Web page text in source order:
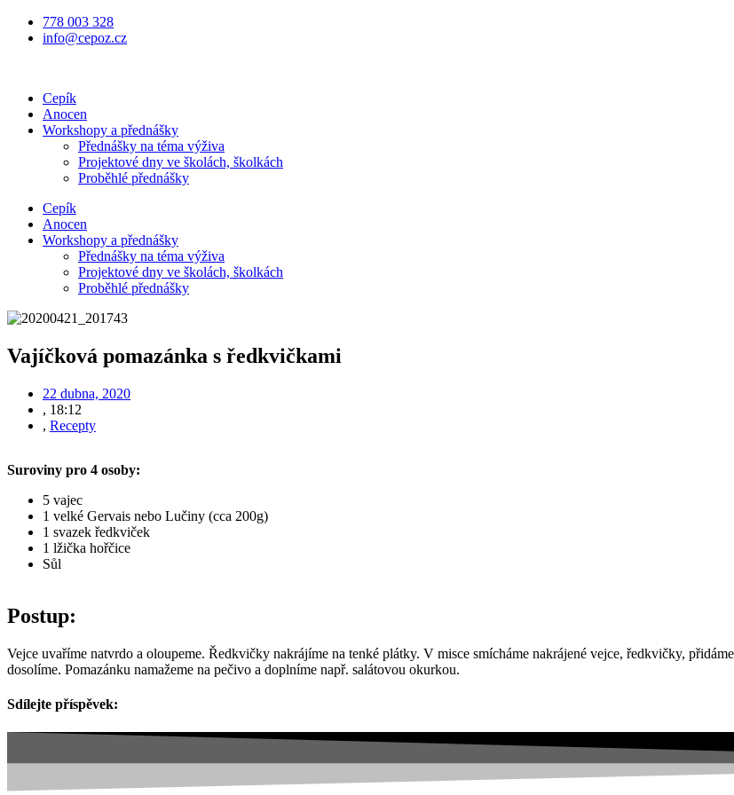
Přejít
778 003 328
info@cepoz.cz
Cepík
Anocen
Workshopy a přednášky
Přednášky na téma výživa
Projektové dny ve školách, školkách
Proběhlé přednášky
Cepík
Anocen
Workshopy a přednášky
Přednášky na téma výživa
Projektové dny ve školách, školkách
Proběhlé přednášky
Vajíčková pomazánka s ředkvičkami
22 dubna, 2020
, 18:12
, Recepty
Suroviny pro 4 osoby:
5 vajec
1 velké Gervais nebo Lučiny (cca 200g)
1 svazek ředkviček
1 lžička hořčice
Sůl
Postup:
Vejce uvaříme natvrdo a oloupeme. Ředkvičky nakrájíme na tenké plátky. V misce smícháme nakrájené vejce, ředkvičky,
dosolíme. Pomazánku namažeme na pečivo a doplníme např. salátovou okurkou.
Sdílejte příspěvek: